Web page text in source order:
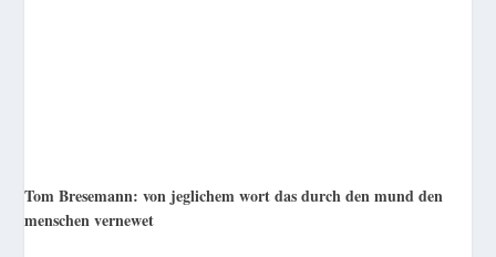
Tom Bresemann: von jeglichem wort das durch den mund den
menschen vernewet